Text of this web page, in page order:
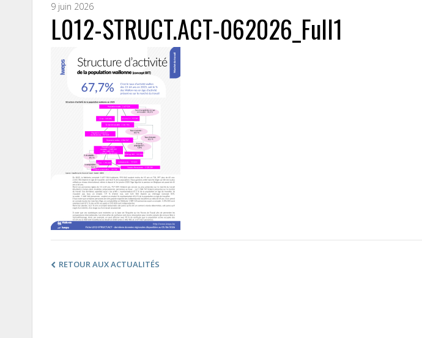
9 juin 2026
L012-STRUCT.ACT-062026_Full1
RETOUR AUX ACTUALITÉS